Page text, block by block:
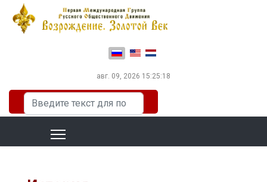
Выберите язык
авг. 09, 2026 15:25:19
Искать...